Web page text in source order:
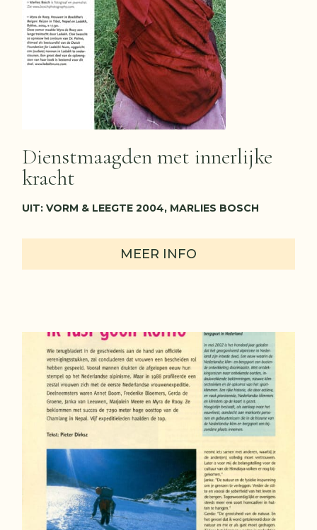
Dienstmaagden met innerlijke
kracht
UIT: VORM & LEEGTE 2004, MARLIES BOSCH
MEER INFO